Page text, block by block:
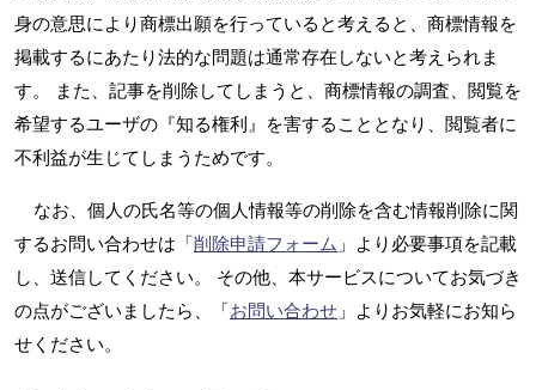
身の意思により商標出願を行っていると考えると、商標情報を
掲載するにあたり法的な問題は通常存在しないと考えられま
す。 また、記事を削除してしまうと、商標情報の調査、閲覧を
希望するユーザの『知る権利』を害することとなり、閲覧者に
不利益が生じてしまうためです。
なお、個人の氏名等の個人情報等の削除を含む情報削除に関
するお問い合わせは「削除申請フォーム 」より必要事項を記載
し、送信してください。 その他、本サービスについてお気づき
の点がございましたら、「お問い合わせ 」よりお気軽にお知ら
せください。